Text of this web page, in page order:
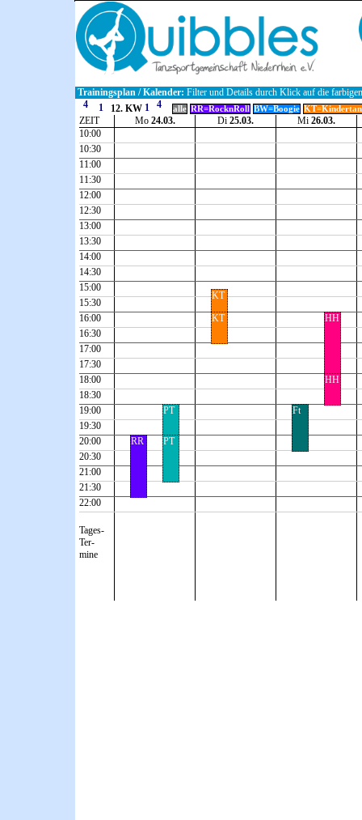
Trainingsplan / Kalender: Filter und Details durch Klick auf die
12. KW
alle RR=RocknRoll BW=Boogie
ZEIT Mo 24.03. Di 25.03. Mi 26.03.
10:00
10:30
11:00
11:30
12:00
12:30
13:00
13:30
14:00
14:30
15:00
15:30
16:00
16:30
17:00
17:30
18:00
18:30
19:00
19:30
20:00
20:30
21:00
21:30
22:00
Tages-
Ter-
mine
PT
PT
RR
KT
KT HH
HH
Ft